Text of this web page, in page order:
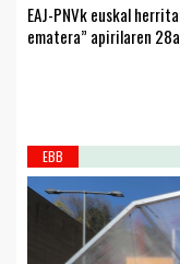
EAJ-PNVk euskal
ematera” apirilaren
EBB